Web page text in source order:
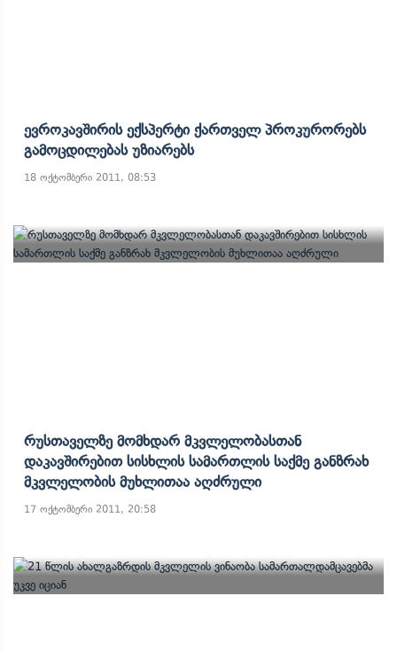
Ევროკავშირის Ექსპერტი Ქართველ Პროკურორებს
Გამოცდილებას Უზიარებს
18 ოქტომბერი 2011, 08:53
Რუსთაველზე Მომხდარ Მკვლელობასთან
Დაკავშირებით Სისხლის Სამართლის Საქმე Განზრახ
Მკვლელობის Მუხლითაა Აღძრული
17 ოქტომბერი 2011, 20:58